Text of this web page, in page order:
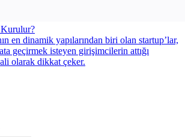
Kurulur?
en dinamik yapılarından biri olan startup’lar,
geçirmek isteyen girişimcilerin attığı
olarak dikkat çeker.